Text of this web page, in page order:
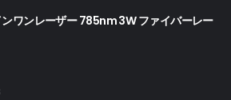
ワンレーザー 785nm 3W ファイバーレー